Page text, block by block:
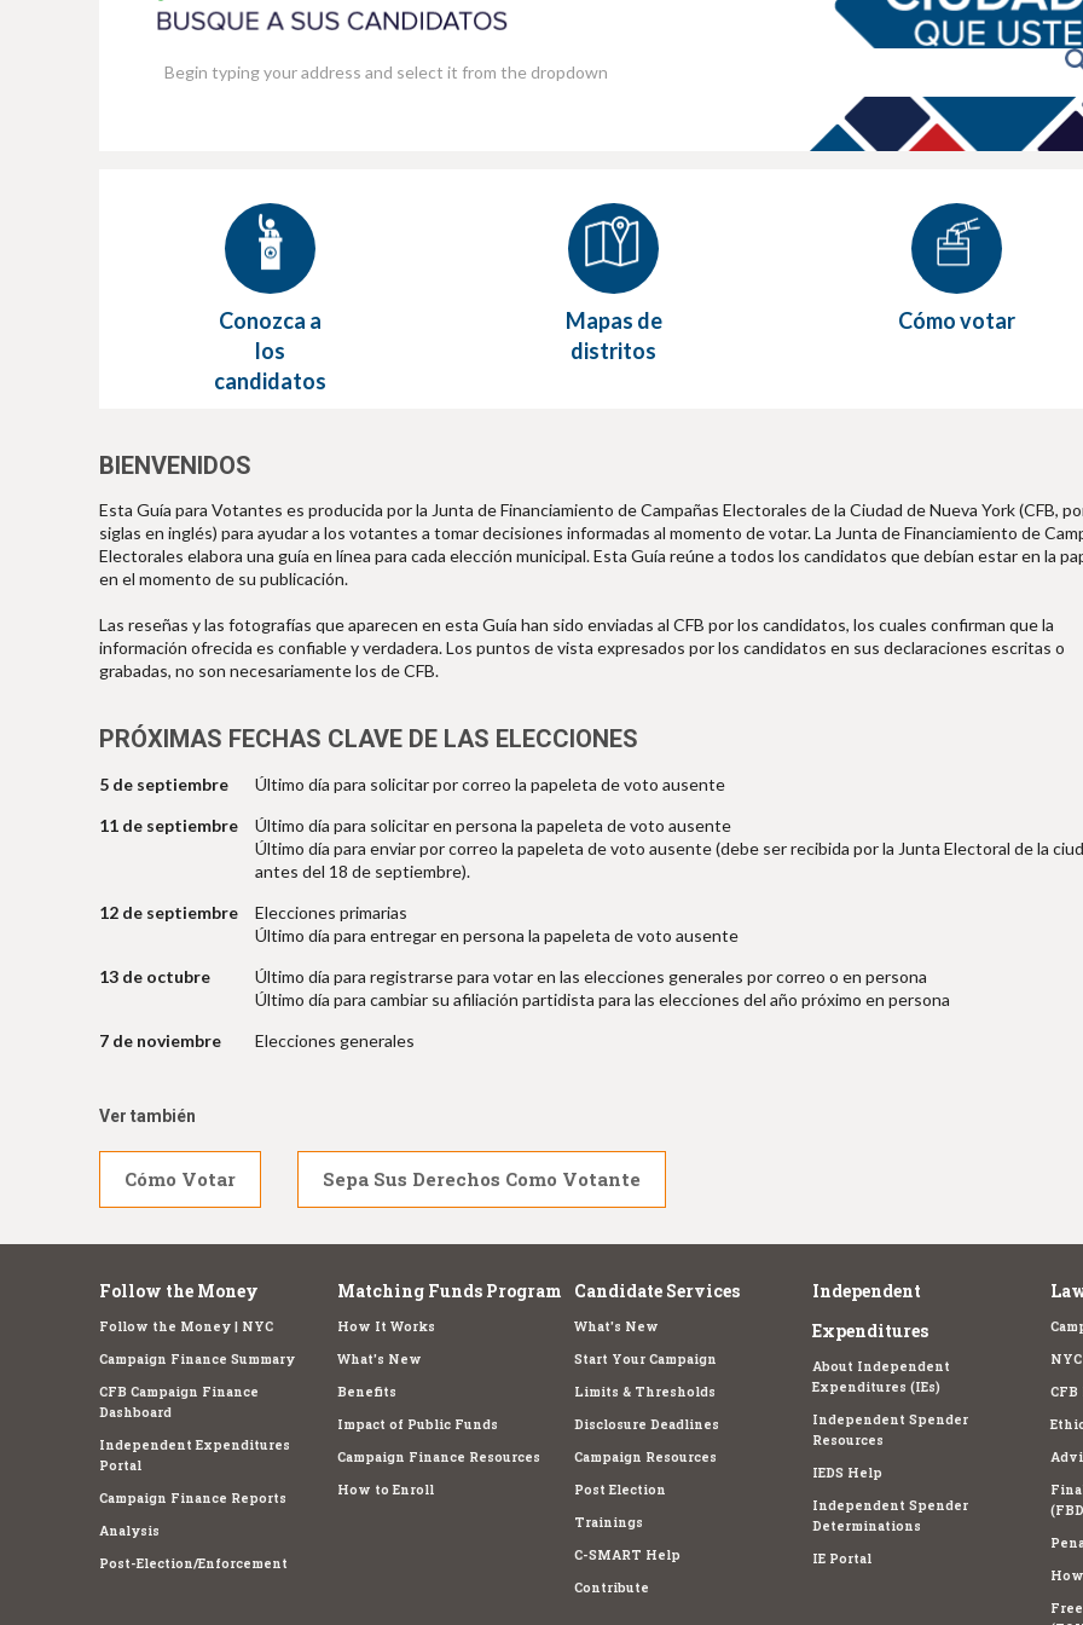
Conozca a
los
candidatos
Mapas de
distritos
Cómo votar
BIENVENIDOS
Esta Guía para Votantes es producida por la Junta de Financiamiento de Campañas Electorales de la Ciudad de Nueva York (CFB,
siglas en inglés) para ayudar a los votantes a tomar decisiones informadas al momento de votar. La Junta de Financiamiento de
Electorales elabora una guía en línea para cada elección municipal. Esta Guía reúne a todos los candidatos que debían estar en la
en el momento de su publicación.
Las reseñas y las fotografías que aparecen en esta Guía han sido enviadas al CFB por los candidatos, los cuales confirman que la
información ofrecida es confiable y verdadera. Los puntos de vista expresados por los candidatos en sus declaraciones escritas o
grabadas, no son necesariamente los de CFB.
PRÓXIMAS FECHAS CLAVE DE LAS ELECCIONES
5 de septiembre
Último día para solicitar por correo la papeleta de voto ausente
11 de septiembre
Último día para solicitar en persona la papeleta de voto ausente
Último día para enviar por correo la papeleta de voto ausente (debe ser recibida por la Junta Electoral de la
antes del 18 de septiembre).
12 de septiembre
Elecciones primarias
Último día para entregar en persona la papeleta de voto ausente
13 de octubre
Último día para registrarse para votar en las elecciones generales por correo o en persona
Último día para cambiar su afiliación partidista para las elecciones del año próximo en persona
7 de noviembre
Elecciones generales
Ver también
Cómo Votar Sepa Sus Derechos Como Votante
Follow the Money
Follow the Money | NYC
Campaign Finance Summary
CFB Campaign Finance
Dashboard
Independent Expenditures
Portal
Campaign Finance Reports
Analysis
Post-Election/Enforcement
Matching Funds Program
How It Works
What's New
Benefits
Impact of Public Funds
Campaign Finance Resources
How to Enroll
Candidate Services
What's New
Start Your Campaign
Limits & Thresholds
Disclosure Deadlines
Campaign Resources
Post Election
Trainings
C-SMART Help
Contribute
Independent
Expenditures
About Independent
Expenditures (IEs)
Independent Spender
Resources
IEDS Help
Independent Spender
Determinations
IE Portal
CFB